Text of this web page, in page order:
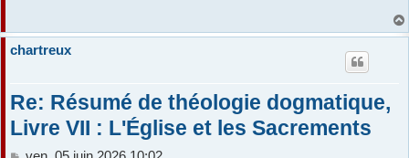
chartreux
Re: Résumé de théologie dogmatique,
Livre VII : L'Église et les Sacrements